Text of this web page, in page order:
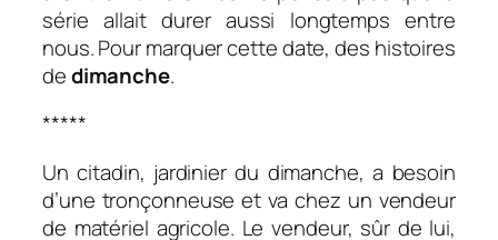
série allait durer aussi longtemps entre
nous. Pour marquer cette date, des histoires
dedimanche.
*****
Un citadin, jardinier du dimanche, a besoin
d’une tronçonneuse et va chez un vendeur
de matériel agricole. Le vendeur, sûr de lui,